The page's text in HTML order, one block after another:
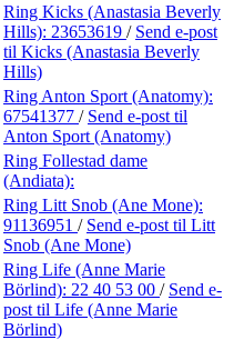
Ring Kicks (Anastasia Beverly
Hills): 23653619 / Send e-post
til Kicks (Anastasia Beverly
Hills)
Ring Anton Sport (Anatomy):
67541377 / Send e-post til
Anton Sport (Anatomy)
Ring Follestad dame
(Andiata):
Ring Litt Snob (Ane Mone):
91136951 / Send e-post til Litt
Snob (Ane Mone)
Ring Life (Anne Marie
Börlind): 22 40 53 00 / Send e-
post til Life (Anne Marie
Börlind)